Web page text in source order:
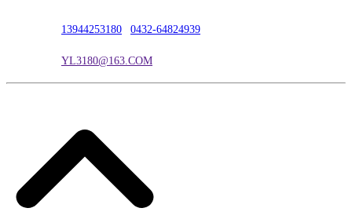
13944253180 0432-64824939
YL3180@163.COM